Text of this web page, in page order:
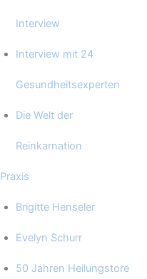
Interview
Interview mit 24
Gesundheitsexperten
Die Welt der
Reinkarnation
Praxis
Brigitte Henseler
Evelyn Schurr
50 Jahren Heilungstore